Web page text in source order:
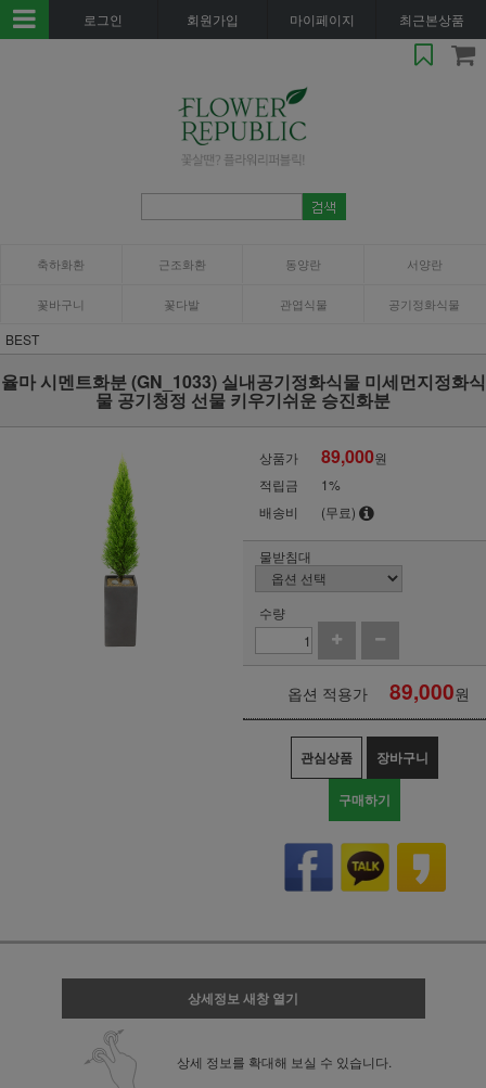
로그인 회원가입 마이페이지 최근본상품
축하화환 근조화환 동양란 서양란
꽃바구니 꽃다발 관엽식물 공기정화식물
BEST
율마 시멘트화분 (GN_1033) 실내공기정화식물 미세먼지정화식
물 공기청정 선물 키우기쉬운 승진화분
상품가 89,000원
적립금
1%
배송비
(무료)
물받침대
수량
옵션 적용가 89,000원
관심상품 장바구니
구매하기
상세정보 새창 열기
상세 정보를 확대해 보실 수 있습니다.